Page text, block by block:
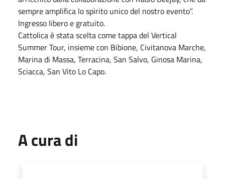
sempre amplifica lo spirito unico del nostro evento”.
Ingresso libero e gratuito.
Cattolica è stata scelta come tappa del Vertical
Summer Tour, insieme con Bibione, Civitanova Marche,
Marina di Massa, Terracina, San Salvo, Ginosa Marina,
Sciacca, San Vito Lo Capo.
A cura di